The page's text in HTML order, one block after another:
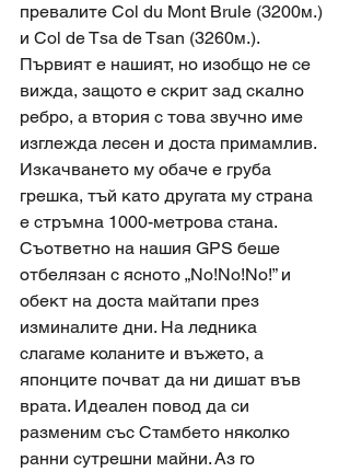
превалите Col du Mont Brule (3200м.)
и Col de Tsa de Tsan (3260м.).
Първият е нашият, но изобщо не се
вижда, защото е скрит зад скално
ребро, а втория с това звучно име
изглежда лесен и доста примамлив.
Изкачването му обаче е груба
грешка, тъй като другата му страна
е стръмна 1000-метрова стана.
Съответно на нашия GPS беше
отбелязан с ясното „No!No!No!” и
обект на доста майтапи през
изминалите дни. На ледника
слагаме коланите и въжето, а
японците почват да ни дишат във
врата. Идеален повод да си
разменим със Стамбето няколко
ранни сутрешни майни. Аз го